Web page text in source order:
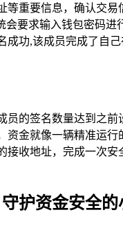
等重要信息，确认交易
会要求输入钱包密码进
成功,该成员完成了自
员的签名数量达到之前
资金就像一辆精准运行
接收地址，完成一次安
护资金安全的